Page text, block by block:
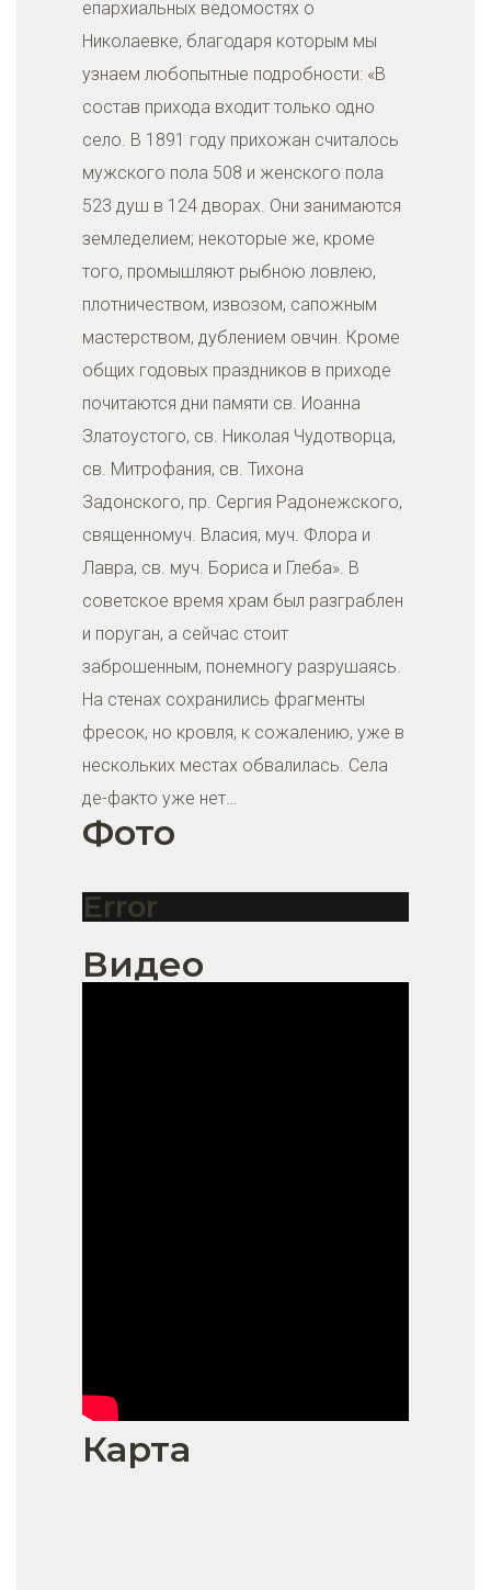
епархиальных ведомостях о
Николаевке, благодаря которым мы
узнаем любопытные подробности: «В
состав прихода входит только одно
село. В 1891 году прихожан считалось
мужского пола 508 и женского пола
523 душ в 124 дворах. Они занимаются
земледелием; некоторые же, кроме
того, промышляют рыбною ловлею,
плотничеством, извозом, сапожным
мастерством, дублением овчин. Кроме
общих годовых праздников в приходе
почитаются дни памяти св. Иоанна
Златоустого, св. Николая Чудотворца,
св. Митрофания, св. Тихона
Задонского, пр. Сергия Радонежского,
священномуч. Власия, муч. Флора и
Лавра, св. муч. Бориса и Глеба». В
советское время храм был разграблен
и поруган, а сейчас стоит
заброшенным, понемногу разрушаясь.
На стенах сохранились фрагменты
фресок, но кровля, к сожалению, уже в
нескольких местах обвалилась. Села
де-факто уже нет…
Фото
Error
Видео
Карта